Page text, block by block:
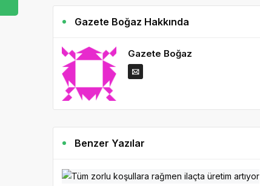
Gazete Boğaz Hakkında
Gazete Boğaz
Benzer Yazılar